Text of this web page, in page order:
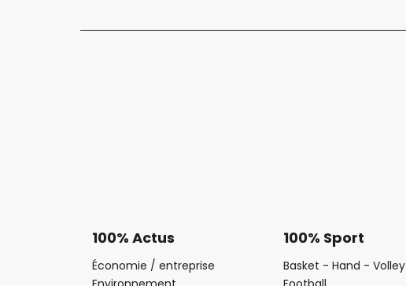
100% Actus
Économie / entreprise
100% Sport
Basket - Hand - Volley